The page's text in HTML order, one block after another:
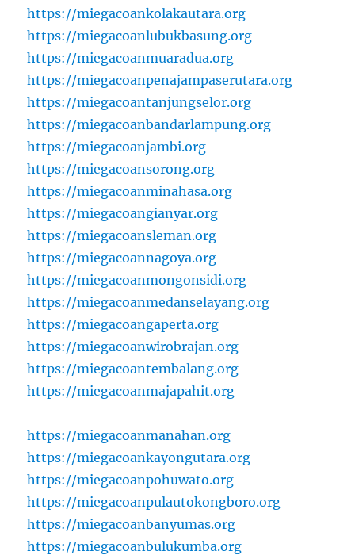
https://miegacoankolakautara.org
https://miegacoanlubukbasung.org
https://miegacoanmuaradua.org
https://miegacoanpenajampaserutara.org
https://miegacoantanjungselor.org
https://miegacoanbandarlampung.org
https://miegacoanjambi.org
https://miegacoansorong.org
https://miegacoanminahasa.org
https://miegacoangianyar.org
https://miegacoansleman.org
https://miegacoannagoya.org
https://miegacoanmongonsidi.org
https://miegacoanmedanselayang.org
https://miegacoangaperta.org
https://miegacoanwirobrajan.org
https://miegacoantembalang.org
https://miegacoanmajapahit.org
https://miegacoanmanahan.org
https://miegacoankayongutara.org
https://miegacoanpohuwato.org
https://miegacoanpulautokongboro.org
https://miegacoanbanyumas.org
https://miegacoanbulukumba.org